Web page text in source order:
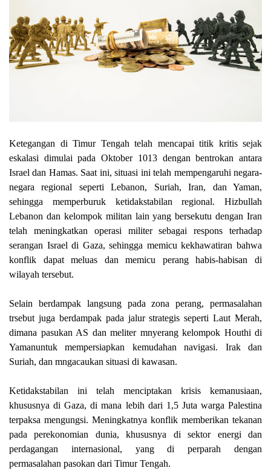
Ketegangan di Timur Tengah telah mencapai titik kritis sejak
eskalasi dimulai pada Oktober 1013 dengan bentrokan antara
Israel dan Hamas. Saat ini, situasi ini telah mempengaruhi negara-
negara regional seperti Lebanon, Suriah, Iran, dan Yaman,
sehingga memperburuk ketidakstabilan regional. Hizbullah
Lebanon dan kelompok militan lain yang bersekutu dengan Iran
telah meningkatkan operasi militer sebagai respons terhadap
serangan Israel di Gaza, sehingga memicu kekhawatiran bahwa
konflik dapat meluas dan memicu perang habis-habisan di
wilayah tersebut.
Selain berdampak langsung pada zona perang, permasalahan
trsebut juga berdampak pada jalur strategis seperti Laut Merah,
dimana pasukan AS dan meliter mnyerang kelompok Houthi di
Yamanuntuk mempersiapkan kemudahan navigasi. Irak dan
Suriah, dan mngacaukan situasi di kawasan.
Ketidakstabilan ini telah menciptakan krisis kemanusiaan,
khususnya di Gaza, di mana lebih dari 1,5 Juta warga Palestina
terpaksa mengungsi. Meningkatnya konflik memberikan tekanan
pada perekonomian dunia, khususnya di sektor energi dan
perdagangan internasional, yang di perparah dengan
permasalahan pasokan dari Timur Tengah.